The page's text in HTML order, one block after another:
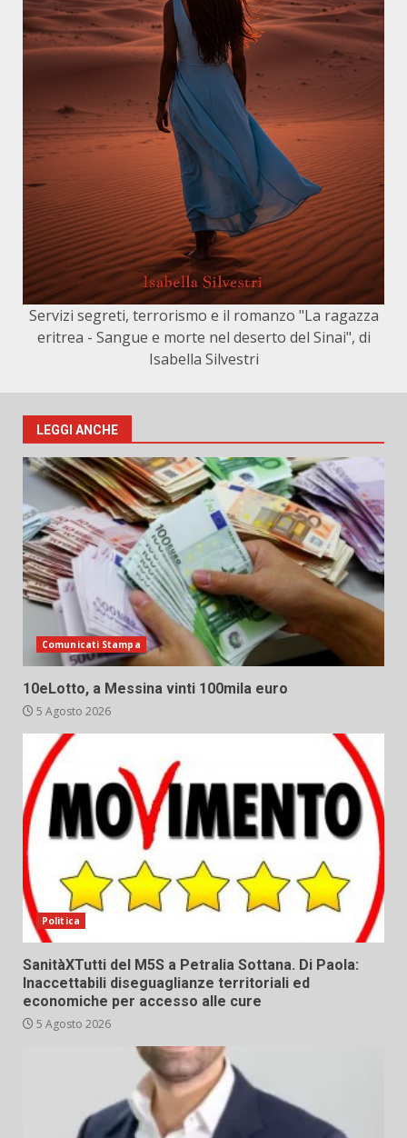
Servizi segreti, terrorismo e il romanzo "La ragazza
eritrea - Sangue e morte nel deserto del Sinai", di
Isabella Silvestri
LEGGI ANCHE
Comunicati Stampa
10eLotto, a Messina vinti 100mila euro
5 Agosto 2026
Politica
SanitàXTutti del M5S a Petralia Sottana. Di Paola:
Inaccettabili diseguaglianze territoriali ed
economiche per accesso alle cure
5 Agosto 2026